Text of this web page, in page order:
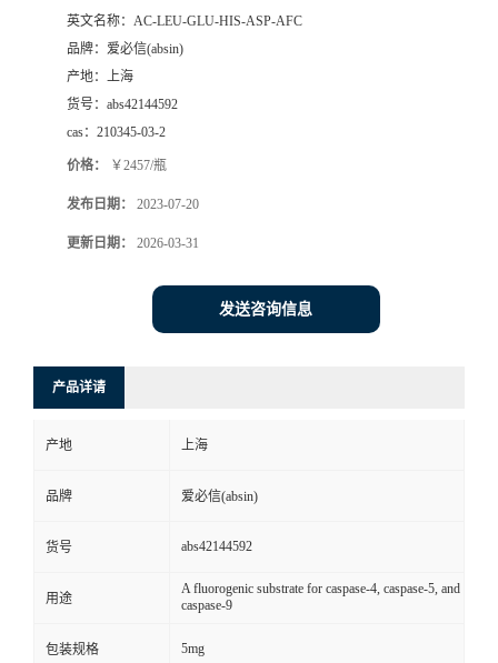
英文名称： AC-LEU-GLU-HIS-ASP-AFC
品牌： 爱必信(absin)
产地： 上海
货号： abs42144592
cas： 210345-03-2
价格： ￥2457/瓶
发布日期： 2023-07-20
更新日期： 2026-03-31
发送咨询信息
产品详请
产地 上海
品牌 爱必信(absin)
货号 abs42144592
用途
A fluorogenic substrate for caspase-4, caspase-5, and
caspase-9
包装规格 5mg